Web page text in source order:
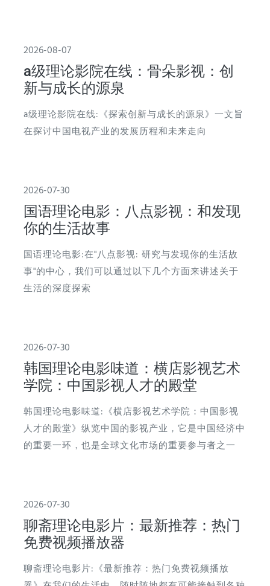
2026-08-07
a级理论影院在线：骨朵影视：创
新与成长的源泉
a级理论影院在线:《探索创新与成长的源泉》一文旨
在探讨中国电视产业的发展历程和未来走向
2026-07-30
国语理论电影：八点影视：和发现
你的生活故事
国语理论电影:在"八点影视: 研究与发现你的生活故
事"的中心，我们可以通过以下几个方面来讲述关于
生活的深度探索
2026-07-30
韩国理论电影味道：横店影视艺术
学院：中国影视人才的殿堂
韩国理论电影味道:《横店影视艺术学院：中国影视
人才的殿堂》纵览中国的影视产业，它是中国经济中
的重要一环，也是全球文化市场的重要参与者之一
2026-07-30
聊斋理论电影片：最新推荐：热门
免费视频播放器
聊斋理论电影片:《最新推荐：热门免费视频播放